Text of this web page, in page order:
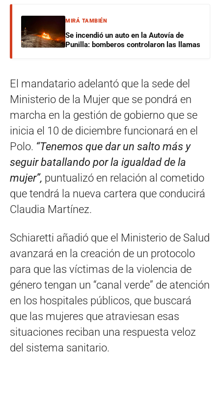
MIRÁ TAMBIÉN
Se incendió un auto en la Autovía de
Punilla: bomberos controlaron las llamas
El mandatario adelantó que la sede del
Ministerio de la Mujer que se pondrá en
marcha en la gestión de gobierno que se
inicia el 10 de diciembre funcionará en el
Polo. “Tenemos que dar un salto más y
seguir batallando por la igualdad de la
mujer”, puntualizó en relación al cometido
que tendrá la nueva cartera que conducirá
Claudia Martínez.
Schiaretti añadió que el Ministerio de Salud
avanzará en la creación de un protocolo
para que las víctimas de la violencia de
género tengan un “canal verde” de atención
en los hospitales públicos, que buscará
que las mujeres que atraviesan esas
situaciones reciban una respuesta veloz
del sistema sanitario.